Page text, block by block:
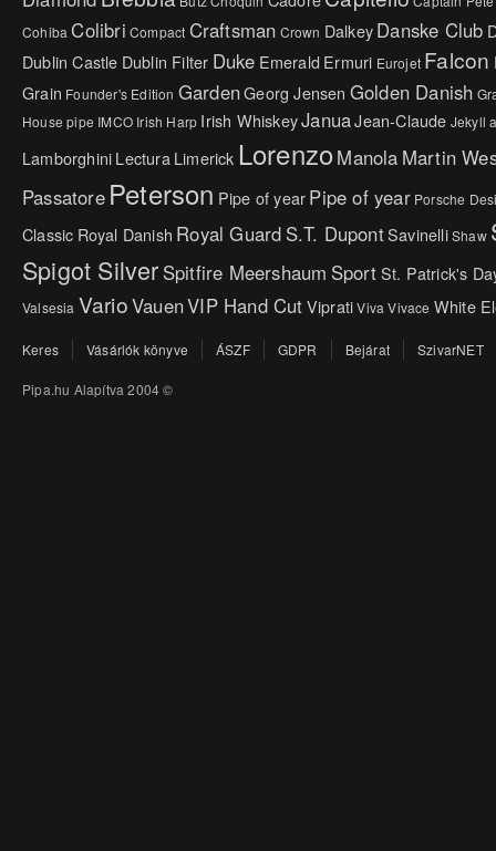
Cohiba Colibri Compact Craftsman Crown DalkeyDanske Club
Dublin Castle Dublin Filter Duke Emerald Ermuri Eurojet Falcon
Grain Founder's Edition GardenGeorg Jensen Golden Danish
House pipe IMCO Irish Harp Irish WhiskeyJanuaJean-Claude Jekyll
LamborghiniLectura Limerick LorenzoManola Martin
Passatore Peterson Pipe of yearPipe of year Porsche
Classic Royal Danish Royal Guard S.T. DupontSavinelliShaw
Spigot Silver Spitfire Meershaum SportSt. Patrick's
Valsesia VarioVauenVIP Hand CutViprati Viva Vivace White
Keres Vásárlók könyve ÁSZF GDPR Bejárat SzivarNET
Pipa.hu Alapítva 2004 ©